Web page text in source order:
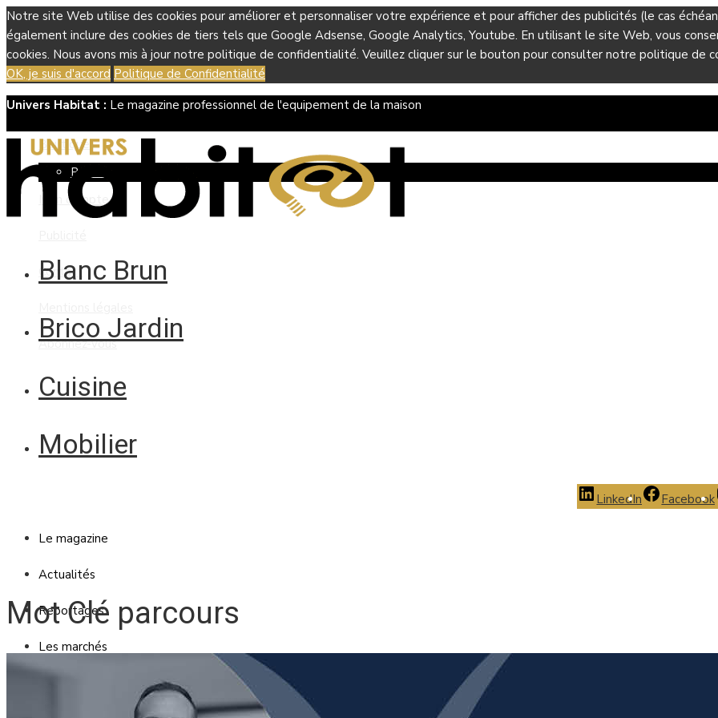
Notre site Web utilise des cookies pour améliorer et personnaliser votre expérience et pour afficher des publicités (le cas
également inclure des cookies de tiers tels que Google Adsense, Google Analytics, Youtube. En utilisant le site Web, vous
cookies. Nous avons mis à jour notre politique de confidentialité. Veuillez cliquer sur le bouton pour consulter notre politique de
OK, je suis d'accord Politique de Confidentialité
Univers Habitat : Le magazine professionnel de l'equipement de la maison
Boutique
Panier
Mon compte
Contact
Abonnez-vous
Blanc Brun
Brico Jardin
Cuisine
Mobilier
LinkedIn Facebook
Le magazine
Actualités
Reportages
Les marchés
Mot Clé parcours